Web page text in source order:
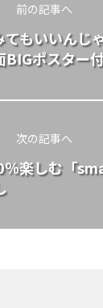
前の記事へ
てもいいんじ
BIGポスター
次の記事へ
％楽しむ「